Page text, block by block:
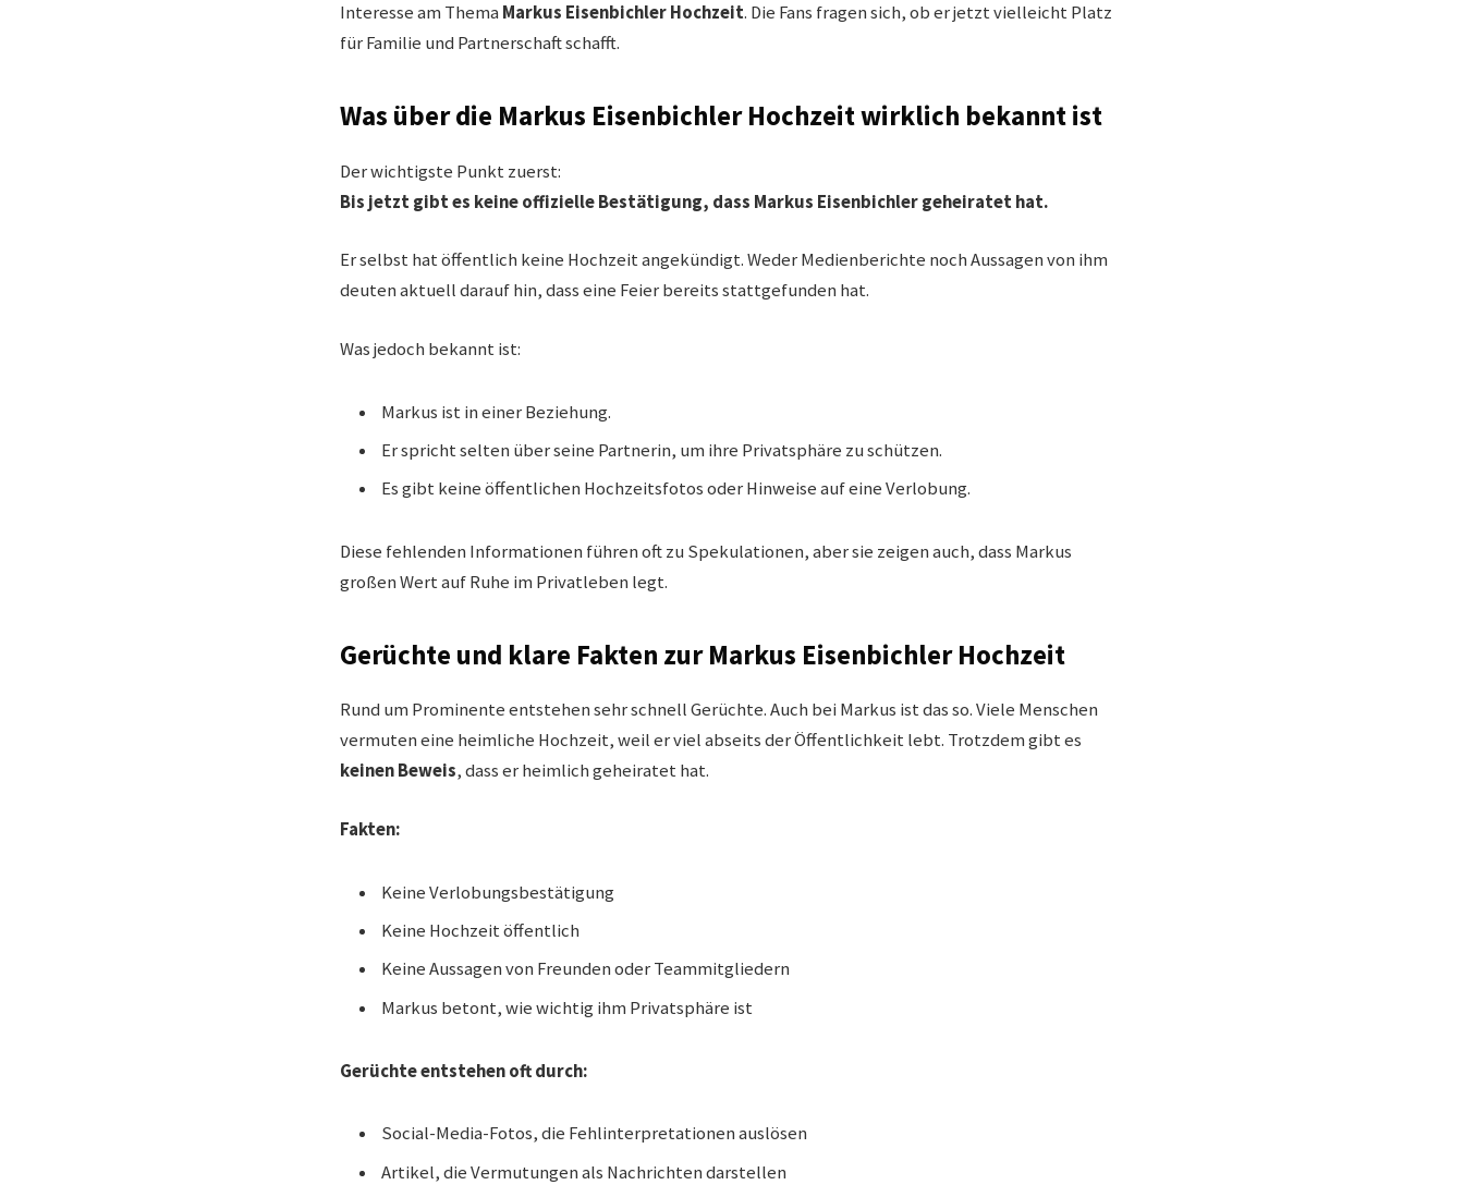
Interesse am Thema Markus Eisenbichler Hochzeit. Die Fans fragen sich, ob er jetzt vielleicht Platz
für Familie und Partnerschaft schafft.
Was über die Markus Eisenbichler Hochzeit wirklich bekannt ist
Der wichtigste Punkt zuerst:
Bis jetzt gibt es keine offizielle Bestätigung, dass Markus Eisenbichler geheiratet hat.
Er selbst hat öffentlich keine Hochzeit angekündigt. Weder Medienberichte noch Aussagen von ihm
deuten aktuell darauf hin, dass eine Feier bereits stattgefunden hat.
Was jedoch bekannt ist:
Markus ist in einer Beziehung.
Er spricht selten über seine Partnerin, um ihre Privatsphäre zu schützen.
Es gibt keine öffentlichen Hochzeitsfotos oder Hinweise auf eine Verlobung.
Diese fehlenden Informationen führen oft zu Spekulationen, aber sie zeigen auch, dass Markus
großen Wert auf Ruhe im Privatleben legt.
Gerüchte und klare Fakten zur Markus Eisenbichler Hochzeit
Rund um Prominente entstehen sehr schnell Gerüchte. Auch bei Markus ist das so. Viele Menschen
vermuten eine heimliche Hochzeit, weil er viel abseits der Öffentlichkeit lebt. Trotzdem gibt es
keinen Beweis, dass er heimlich geheiratet hat.
Fakten:
Keine Verlobungsbestätigung
Keine Hochzeit öffentlich
Keine Aussagen von Freunden oder Teammitgliedern
Markus betont, wie wichtig ihm Privatsphäre ist
Gerüchte entstehen oft durch:
Social-Media-Fotos, die Fehlinterpretationen auslösen
Artikel, die Vermutungen als Nachrichten darstellen